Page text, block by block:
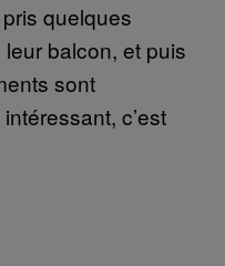
quelques
balcon, et puis
sont
c’est